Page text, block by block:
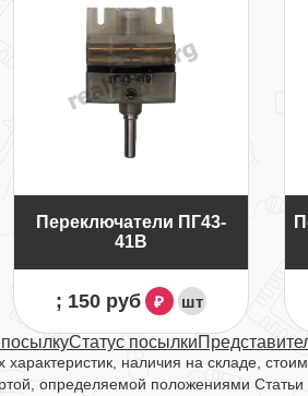
Переключатели ПГ43-
41В
; 150 руб ₽ шт
Статус посылки
наличия на складе,
определяемой положениями Статьи